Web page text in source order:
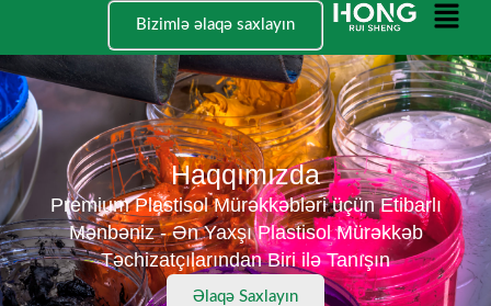
Məzmuna
Əsas
Menyu
Bizimlə əlaqə saxlayın
Haqqımızda
Premium Plastisol Mürəkkəbləri üçün Etibarlı
Mənbəniz - Ən Yaxşı Plastisol Mürəkkəb
Təchizatçılarından Biri ilə Tanışın
Əlaqə Saxlayın